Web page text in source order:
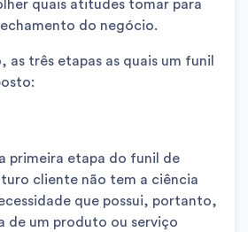
quais atitudes tomar para
do negócio.
as três etapas as quais um funil
primeira etapa do funil de
cliente não tem a ciência
que possui, portanto,
de um produto ou serviço